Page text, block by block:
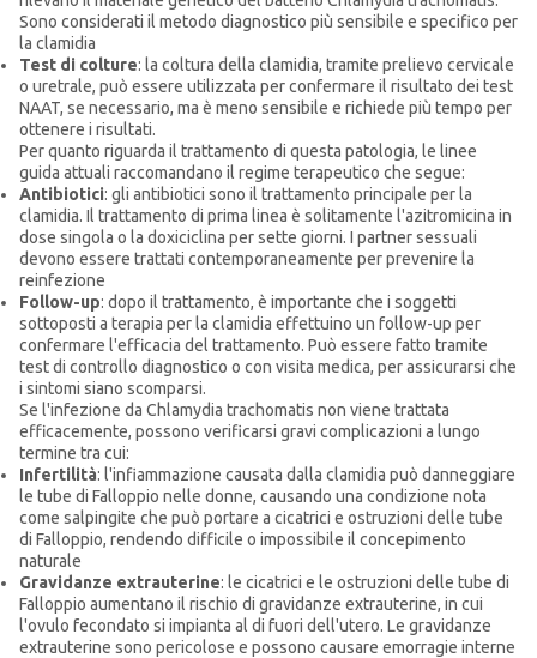
Sono considerati il metodo diagnostico più sensibile e specifico per
la clamidia
Test di colture: la coltura della clamidia, tramite prelievo cervicale
o uretrale, può essere utilizzata per confermare il risultato dei test
NAAT, se necessario, ma è meno sensibile e richiede più tempo per
ottenere i risultati.
Per quanto riguarda il trattamento di questa patologia, le linee
guida attuali raccomandano il regime terapeutico che segue:
Antibiotici: gli antibiotici sono il trattamento principale per la
clamidia. Il trattamento di prima linea è solitamente l'azitromicina in
dose singola o la doxiciclina per sette giorni. I partner sessuali
devono essere trattati contemporaneamente per prevenire la
reinfezione
Follow-up: dopo il trattamento, è importante che i soggetti
sottoposti a terapia per la clamidia effettuino un follow-up per
confermare l'efficacia del trattamento. Può essere fatto tramite
test di controllo diagnostico o con visita medica, per assicurarsi che
i sintomi siano scomparsi.
Se l'infezione da Chlamydia trachomatis non viene trattata
efficacemente, possono verificarsi gravi complicazioni a lungo
termine tra cui:
Infertilità: l'infiammazione causata dalla clamidia può danneggiare
le tube di Falloppio nelle donne, causando una condizione nota
come salpingite che può portare a cicatrici e ostruzioni delle tube
di Falloppio, rendendo difficile o impossibile il concepimento
naturale
Gravidanze extrauterine: le cicatrici e le ostruzioni delle tube di
Falloppio aumentano il rischio di gravidanze extrauterine, in cui
l'ovulo fecondato si impianta al di fuori dell'utero. Le gravidanze
extrauterine sono pericolose e possono causare emorragie interne